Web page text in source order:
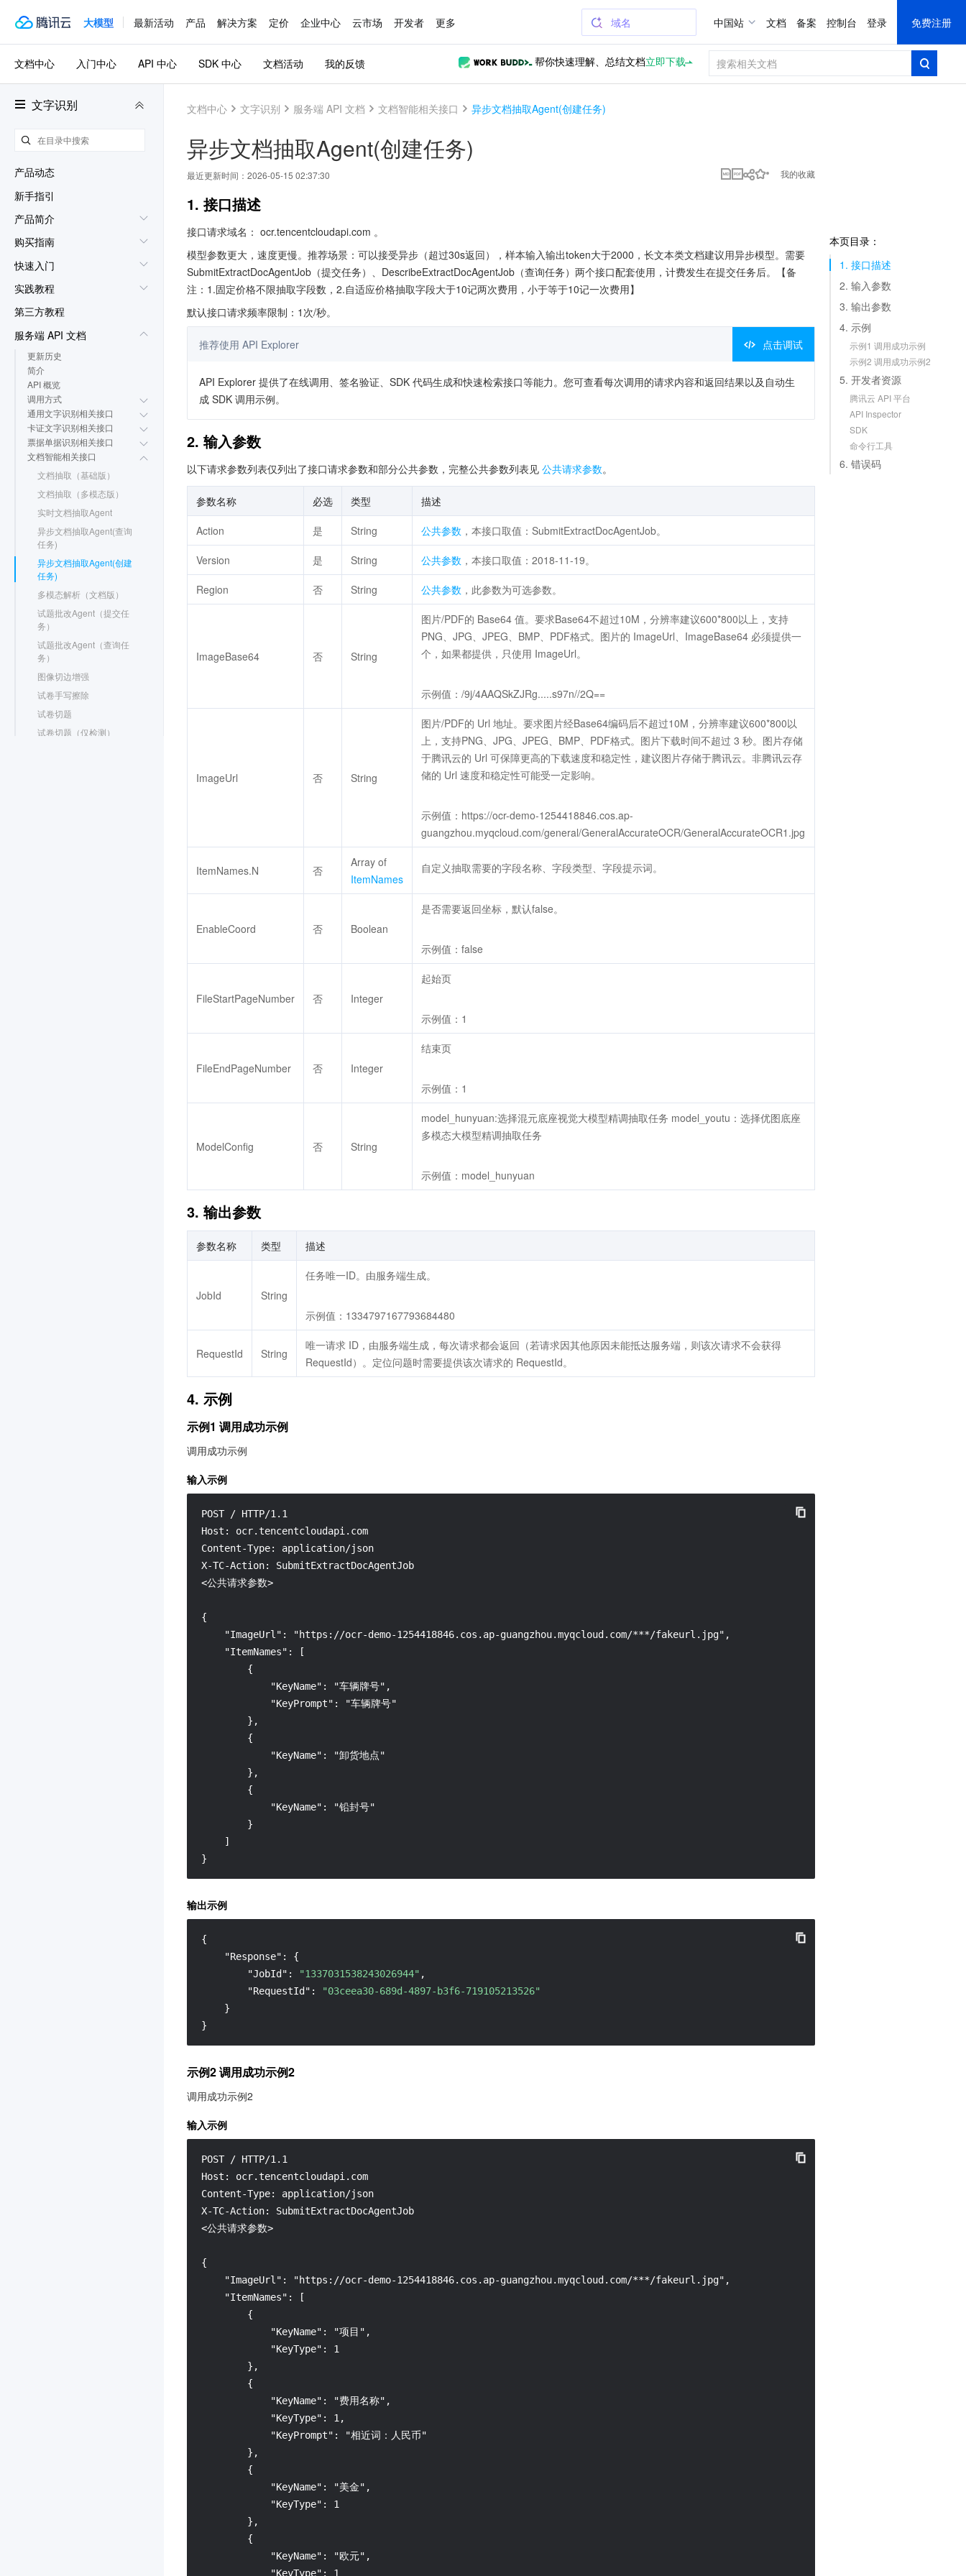
大模型 最新活动 产品 解决方案 定价 企业中心 云市场 开发者 更多 域名 中国站 文档 备案 控制台 登录 免费注册
文字识别
产品动态
新手指引
产品简介
购买指南
快速入门
实践教程
第三方教程
服务端 API 文档
更新历史
简介
API 概览
调用方式
通用文字识别相关接口
卡证文字识别相关接口
票据单据识别相关接口
文档智能相关接口
文档抽取（基础版）
文档抽取（多模态版）
实时文档抽取Agent
异步文档抽取Agent(查询
任务)
异步文档抽取Agent(创建
任务)
多模态解析（文档版）
试题批改Agent（提交任
务）
试题批改Agent（查询任
务）
图像切边增强
试卷手写擦除
试卷切题
试卷切题（仅检测）
文档中心 入门中心 API 中心 SDK 中心 文档活动 我的反馈 帮你快速理解、总结文档立即下载
文档中心 文字识别 服务端 API 文档 文档智能相关接口 异步文档抽取Agent(创建任务)
异步文档抽取Agent(创建任务)
最近更新时间： 2026-05-15 02:37:30 我的收藏
本页目录：
1. 接口描述
2. 输入参数
3. 输出参数
4. 示例
示例1 调用成功示例
示例2 调用成功示例2
5. 开发者资源
腾讯云 API 平台
API Inspector
SDK
命令行工具
6. 错误码
1. 接口描述
接口请求域名： ocr.tencentcloudapi.com 。
模型参数更大，速度更慢。推荐场景：可以接受异步（超过30s返回），样本输入输出token大于2000，长文本类文档建议用异步模型。需要
SubmitExtractDocAgentJob（提交任务）、DescribeExtractDocAgentJob（查询任务）两个接口配套使用，计费发生在提交任务后。【备
注：1.固定价格不限抽取字段数，2.自适应价格抽取字段大于10记两次费用，小于等于10记一次费用】
默认接口请求频率限制：1次/秒。
推荐使用 API Explorer 点击调试
API Explorer 提供了在线调用、签名验证、SDK 代码生成和快速检索接口等能力。您可查看每次调用的请求内容和返回结果以及自动生
成 SDK 调用示例。
2. 输入参数
以下请求参数列表仅列出了接口请求参数和部分公共参数，完整公共参数列表见 公共请求参数。
参数名称 必选 类型 描述
Action 是 String 公共参数 ，本接口取值：SubmitExtractDocAgentJob。
Version 是 String 公共参数 ，本接口取值：2018-11-19。
Region 否 String 公共参数 ，此参数为可选参数。
ImageBase64 否 String
图片/PDF的 Base64 值。要求Base64不超过10M，分辨率建议600*800以上，支持
PNG、JPG、JPEG、BMP、PDF格式。图片的 ImageUrl、ImageBase64 必须提供一
个，如果都提供，只使用 ImageUrl。
示例值：/9j/4AAQSkZJRg.....s97n//2Q==
ImageUrl 否 String
图片/PDF的 Url 地址。要求图片经Base64编码后不超过10M，分辨率建议600*800以
上，支持PNG、JPG、JPEG、BMP、PDF格式。图片下载时间不超过 3 秒。图片存储
于腾讯云的 Url 可保障更高的下载速度和稳定性，建议图片存储于腾讯云。非腾讯云存
储的 Url 速度和稳定性可能受一定影响。
示例值：https://ocr-demo-1254418846.cos.ap-
guangzhou.myqcloud.com/general/GeneralAccurateOCR/GeneralAccurateOCR1.jpg
ItemNames.N 否
Array of
ItemNames
自定义抽取需要的字段名称、字段类型、字段提示词。
EnableCoord 否 Boolean
是否需要返回坐标，默认false。
示例值：false
FileStartPageNumber 否 Integer
起始页
示例值：1
FileEndPageNumber 否 Integer
结束页
示例值：1
ModelConfig 否 String
model_hunyuan:选择混元底座视觉大模型精调抽取任务 model_youtu：选择优图底座
多模态大模型精调抽取任务
示例值：model_hunyuan
3. 输出参数
参数名称 类型 描述
JobId String
任务唯一ID。由服务端生成。
示例值：1334797167793684480
RequestId String
唯一请求 ID，由服务端生成，每次请求都会返回（若请求因其他原因未能抵达服务端，则该次请求不会获得
RequestId）。定位问题时需要提供该次请求的 RequestId。
4. 示例
示例1 调用成功示例
调用成功示例
输入示例
POST / HTTP/1.1
Host: ocr.tencentcloudapi.com
Content-Type: application/json
X-TC-Action: SubmitExtractDocAgentJob
<公共请求参数>
{
    "ImageUrl": "https://ocr-demo-1254418846.cos.ap-guangzhou.myqcloud.com/***/fakeurl.jpg",
    "ItemNames": [
        {
            "KeyName": "车辆牌号",
            "KeyPrompt": "车辆牌号"
        },
        {
            "KeyName": "卸货地点"
        },
        {
            "KeyName": "铅封号"
        }
    ]
}
输出示例
{
"Response" :
{
"JobId" : "1337031538243026944" ,
"RequestId" :
"03ceea30-689d-4897-b3f6-719105213526"
}
}
示例2 调用成功示例2
调用成功示例2
输入示例
POST / HTTP/1.1
Host: ocr.tencentcloudapi.com
Content-Type: application/json
X-TC-Action: SubmitExtractDocAgentJob
<公共请求参数>
{
    "ImageUrl": "https://ocr-demo-1254418846.cos.ap-guangzhou.myqcloud.com/***/fakeurl.jpg",
    "ItemNames": [
        {
            "KeyName": "项目",
            "KeyType": 1
        },
        {
            "KeyName": "费用名称",
            "KeyType": 1,
            "KeyPrompt": "相近词：人民币"
        },
        {
            "KeyName": "美金",
            "KeyType": 1
        },
        {
            "KeyName": "欧元",
            "KeyType": 1